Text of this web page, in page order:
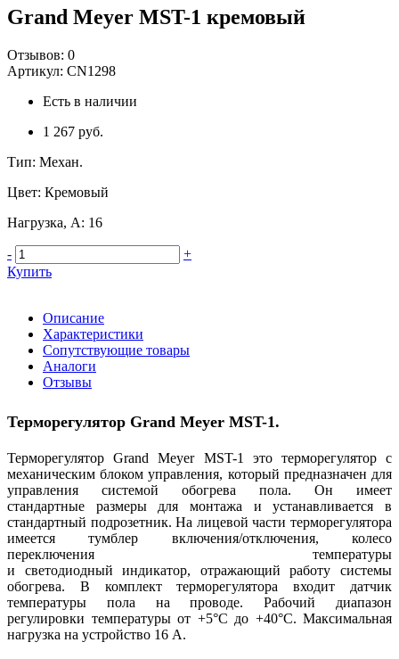
Grand Meyer MST-1 кремовый
Отзывов: 0
Артикул: CN1298
Есть в наличии
1 267 руб.
Тип: Механ.
Цвет: Кремовый
Нагрузка, А: 16
-
+
Купить
Описание
Характеристики
Сопутствующие товары
Аналоги
Отзывы
Терморегулятор Grand Meyer MST-1.
Терморегулятор Grand Meyer MST-1 это терморегулятор с
механическим блоком управления, который предназначен для
управления системой обогрева пола. Он имеет
стандартные размеры для монтажа и устанавливается в
стандартный подрозетник. На лицевой части терморегулятора
имеется тумблер включения/отключения, колесо
переключения температуры
и светодиодный индикатор, отражающий работу системы
обогрева. В комплект терморегулятора входит датчик
температуры пола на проводе. Рабочий диапазон
регулировки температуры от +5°C до +40°С. Максимальная
нагрузка на устройство 16 А.